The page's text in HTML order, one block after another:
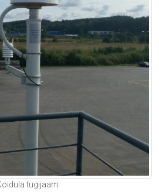
tugijaam